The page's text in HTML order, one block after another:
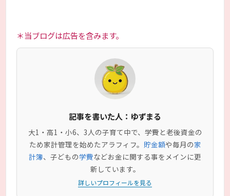
＊当ブログは広告を含みます。
記事を書いた人：ゆずまる
大1・高1・小6、3人の子育て中で、学費と老後資金の
ため家計管理を始めたアラフィフ。 貯金額や毎月の家
計簿、子どもの学費などお金に関する事をメインに更
新しています。
詳しいプロフィールを見る